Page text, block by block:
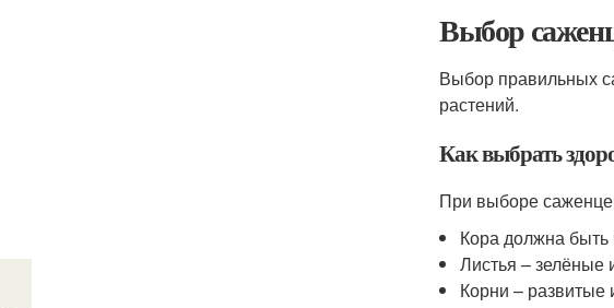
Выбор
Выбор правильных
растений.
Как выбрать
При выборе
Кора должна быть
Листья – зелёные
Корни – развитые